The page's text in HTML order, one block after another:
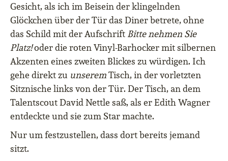
Gesicht, als ich im Beisein der klingelnden
Glöckchen über der Tür das Diner betrete, ohne
das Schild mit der Aufschrift Bitte nehmen Sie
Platz!oder die roten Vinyl-Barhocker mit silbernen
Akzenten eines zweiten Blickes zu würdigen. Ich
gehe direkt zu unseremTisch, in der vorletzten
Sitznische links von der Tür. Der Tisch, an dem
Talentscout David Nettle saß, als er Edith Wagner
entdeckte und sie zum Star machte.
Nur um festzustellen, dass dort bereits jemand
sitzt.